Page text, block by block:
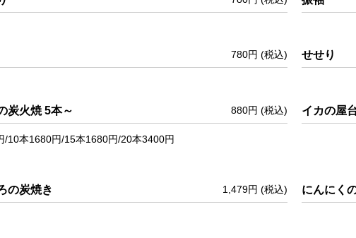
780円 (税込) せせり
炭火焼 5本～ 880円 (税込)
/10本1680円/15本1680円/20本3400円
イカの屋
の炭焼き 1,479円 (税込) にんにく